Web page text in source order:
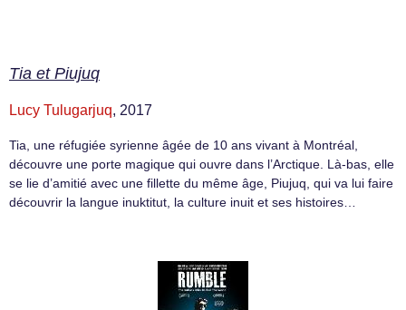
Tia et Piujuq
Lucy Tulugarjuq, 2017
Tia, une réfugiée syrienne âgée de 10 ans vivant à Montréal,
découvre une porte magique qui ouvre dans l’Arctique. Là-bas, elle
se lie d’amitié avec une fillette du même âge, Piujuq, qui va lui faire
découvrir la langue inuktitut, la culture inuit et ses histoires…